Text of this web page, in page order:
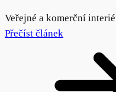
Veřejné a komerční
Přečíst článek